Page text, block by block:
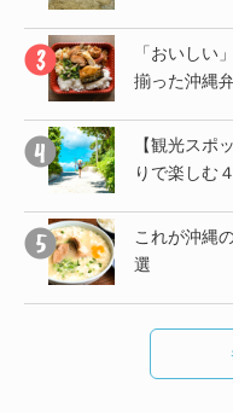
「おいしい
揃った沖縄
【観光スポ
りで楽しむ
これが沖縄
選